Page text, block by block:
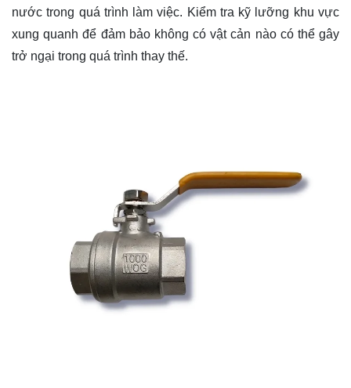
nước trong quá trình làm việc. Kiểm tra kỹ lưỡng khu vực
xung quanh để đảm bảo không có vật cản nào có thể gây
trở ngại trong quá trình thay thế.